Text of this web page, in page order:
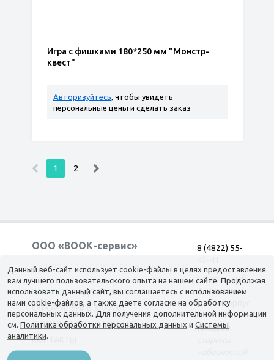
Игра с фишками 180*250 мм "Монстр-
квест"
Авторизуйтесь, чтобы увидеть
персональные цены и сделать заказ
1 2
ООО «ВООК-сервис»
Согласие на обработку персональных данных
КАТАЛОГ
ДОСТАВКА
ОФОРМЛЕНИЕ ЗАКАЗА
О КОМПАНИИ
ТОП-500
КОНТАКТЫ
8 (4822) 55-
г. Тверь, наб.
А. Никитина,
д. 144 корпус
1
(вход со
Данный веб-сайт использует cookie-файлы в целях предоставления
вам лучшего пользовательского опыта на нашем сайте. Продолжая
использовать данный сайт, вы соглашаетесь с использованием
нами cookie-файлов, а также даете согласие на обработку
персональных данных. Для получения дополнительной информации
см. Политика обработки персональных данных и Системы
аналитики